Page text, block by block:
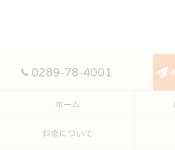
0289-78-4001
ホーム
料金について